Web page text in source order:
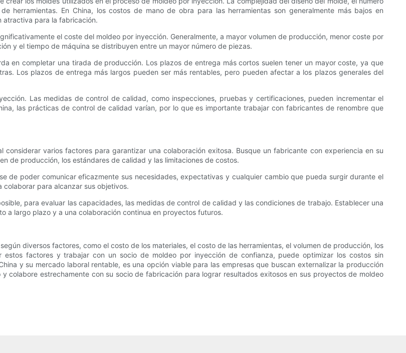
En China, los costos de mano de obra para las herramientas son generalmente más bajos en
atractiva para la fabricación.
el coste del moldeo por inyección. Generalmente, a mayor volumen de producción, menor coste por
y el tiempo de máquina se distribuyen entre un mayor número de piezas.
en completar una tirada de producción. Los plazos de entrega más cortos suelen tener un mayor coste, ya que
Los plazos de entrega más largos pueden ser más rentables, pero pueden afectar a los plazos generales del
Las medidas de control de calidad, como inspecciones, pruebas y certificaciones, pueden incrementar el
las prácticas de control de calidad varían, por lo que es importante trabajar con fabricantes de renombre que
varios factores para garantizar una colaboración exitosa. Busque un fabricante con experiencia en su
de producción, los estándares de calidad y las limitaciones de costos.
de poder comunicar eficazmente sus necesidades, expectativas y cualquier cambio que pueda surgir durante el
para alcanzar sus objetivos.
para evaluar las capacidades, las medidas de control de calidad y las condiciones de trabajo. Establecer una
a largo plazo y a una colaboración continua en proyectos futuros.
diversos factores, como el costo de los materiales, el costo de las herramientas, el volumen de producción, los
factores y trabajar con un socio de moldeo por inyección de confianza, puede optimizar los costos sin
y su mercado laboral rentable, es una opción viable para las empresas que buscan externalizar la producción
colabore estrechamente con su socio de fabricación para lograr resultados exitosos en sus proyectos de moldeo